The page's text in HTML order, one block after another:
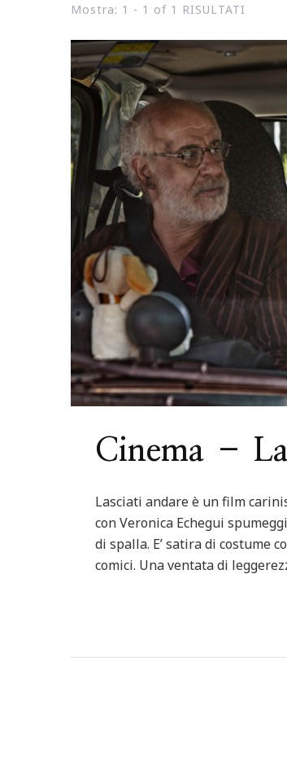
Mostra: 1 - 1 of 1 RISULTATI
Cinema –
Lasciati andare è un film
con Veronica Echegui
di spalla. E’ satira di costume
comici. Una ventata di
Nord Italia Viaggiare Centro